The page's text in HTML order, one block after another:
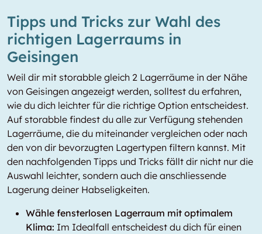
Tipps und Tricks zur Wahl des
richtigen Lagerraums in
Geisingen
Weil dir mit storabble gleich 2 Lagerräume in der Nähe
von Geisingen angezeigt werden, solltest du erfahren,
wie du dich leichter für die richtige Option entscheidest.
Auf storabble findest du alle zur Verfügung stehenden
Lagerräume, die du miteinander vergleichen oder nach
den von dir bevorzugten Lagertypen filtern kannst. Mit
den nachfolgenden Tipps und Tricks fällt dir nicht nur die
Auswahl leichter, sondern auch die anschliessende
Lagerung deiner Habseligkeiten.
Wähle fensterlosen Lagerraum mit optimalem
Klima: Im Idealfall entscheidest du dich für einen